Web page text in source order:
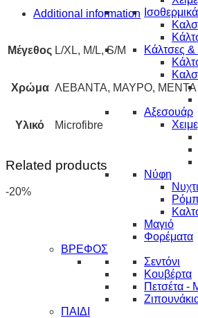
Κάλτσες
Αξεσουάρ
Νύφη
Μαγιό
Φορέματα
ΒΡΕΦΟΣ
Σεντόνι
Κουβέρτα
Πετσέτα -
ΠΑΙΔΙ
Additional information
Μέγεθος L/XL, M/L, S/M
Χρώμα ΛΕΒΑΝΤΑ, ΜΑΥΡΟ, ΜΕΝΤΑ
Υλικό Microfibre
Related products
-20%